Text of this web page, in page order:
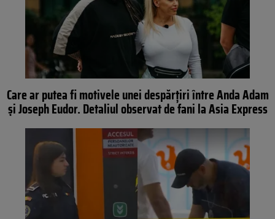
Care ar putea fi motivele unei despărțiri între Anda Adam
și Joseph Eudor. Detaliul observat de fani la Asia Express